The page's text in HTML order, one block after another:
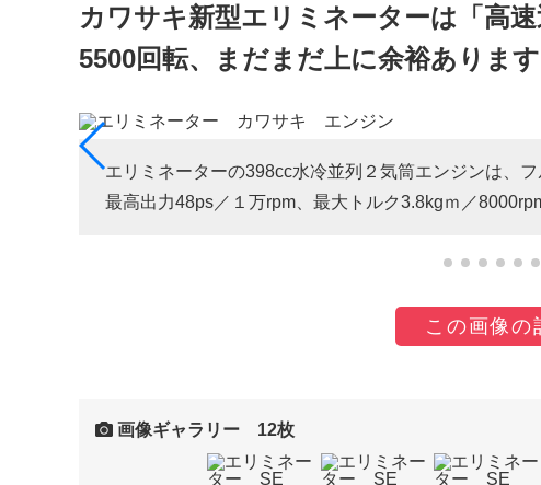
カワサキ新型エリミネーターは「高
5500回転、まだまだ上に余裕あります
エリミネーターの398cc水冷並列２気筒エンジンは、
最高出力48ps／１万rpm、最大トルク3.8kgｍ／
この画像の
画像ギャラリー 12枚